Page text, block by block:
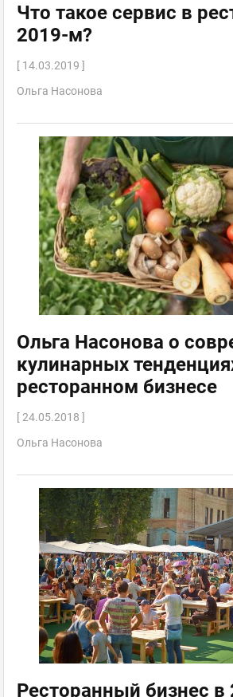
Что такое сервис в
2019-м?
[ 14.03.2019 ]
Ольга Насонова
Ольга Насонова о
кулинарных
ресторанном бизнесе
[ 24.05.2018 ]
Ольга Насонова
Ресторанный бизнес